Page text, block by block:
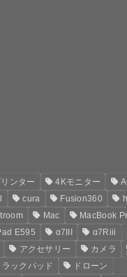
ンター 4Kモニター
cura Fusion360
Mac MacBook
E595 α7III
α7Riii
アクセサリー カメラ
ラックパッド
ドローン